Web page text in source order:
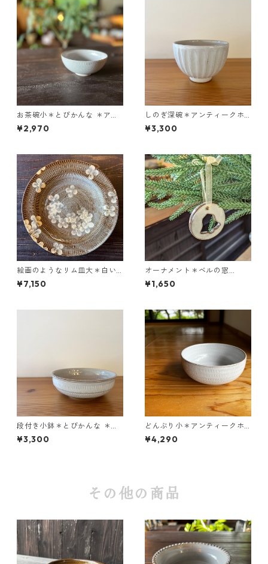
お茶碗小＊とびかんな ＊アン
ティークホワイト
¥2,970
しのぎ深碗＊アンティークホ
ワイト
¥3,300
絵画のようなリム皿大＊白い
花「Tuuli(トゥーリ）」＊つや
¥7,150
オーナメント＊ベルの窓
（茶）＊つや
¥1,650
段付き小鉢＊とびかんな ＊ア
ンティークホワイト
¥3,300
どんぶり小＊アンティークホ
ワイト
¥4,290
その他の商品